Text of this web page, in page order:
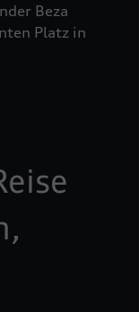
Beza
Platz in